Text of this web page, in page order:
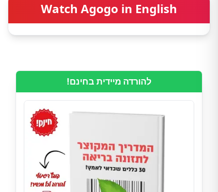
Watch Agogo in English
להורדה מיידית בחינם!